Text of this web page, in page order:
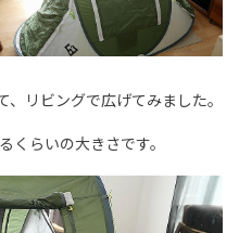
リビングで広げてみました。
くらいの大きさです。